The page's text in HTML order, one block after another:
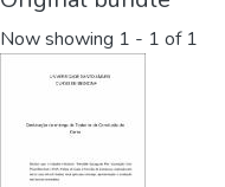
Now showing 1 - 1 of 1